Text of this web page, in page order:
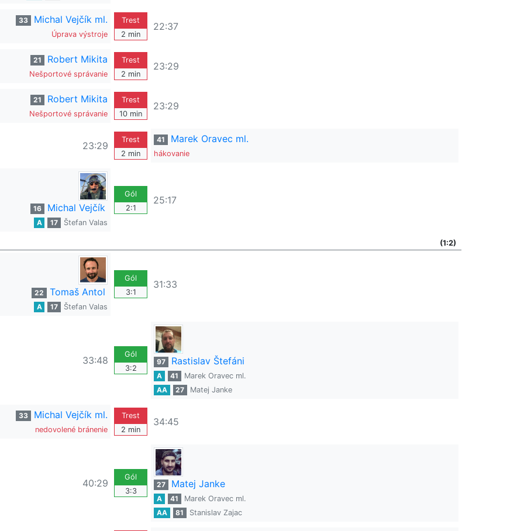
33 Michal Vejčík ml.
Úprava výstroje
Trest
2 min
22:37
21 Robert Mikita
Nešportové správanie
Trest
2 min
23:29
21 Robert Mikita
Nešportové správanie
Trest
10 min
23:29
23:29
Trest
2 min
41 Marek Oravec ml.
hákovanie
16 Michal Vejčík
A 17 Štefan Valas
Gól
2:1
25:17
(1:2)
22 Tomaš Antol
A 17 Štefan Valas
Gól
3:1
31:33
33:48
Gól
3:2
97 Rastislav Štefáni
A 41
Marek Oravec ml.
AA
27 Matej Janke
33 Michal Vejčík ml.
nedovolené bránenie
Trest
2 min
34:45
40:29
Gól
3:3
27 Matej Janke
A 41
Marek Oravec ml.
AA
81 Stanislav Zajac